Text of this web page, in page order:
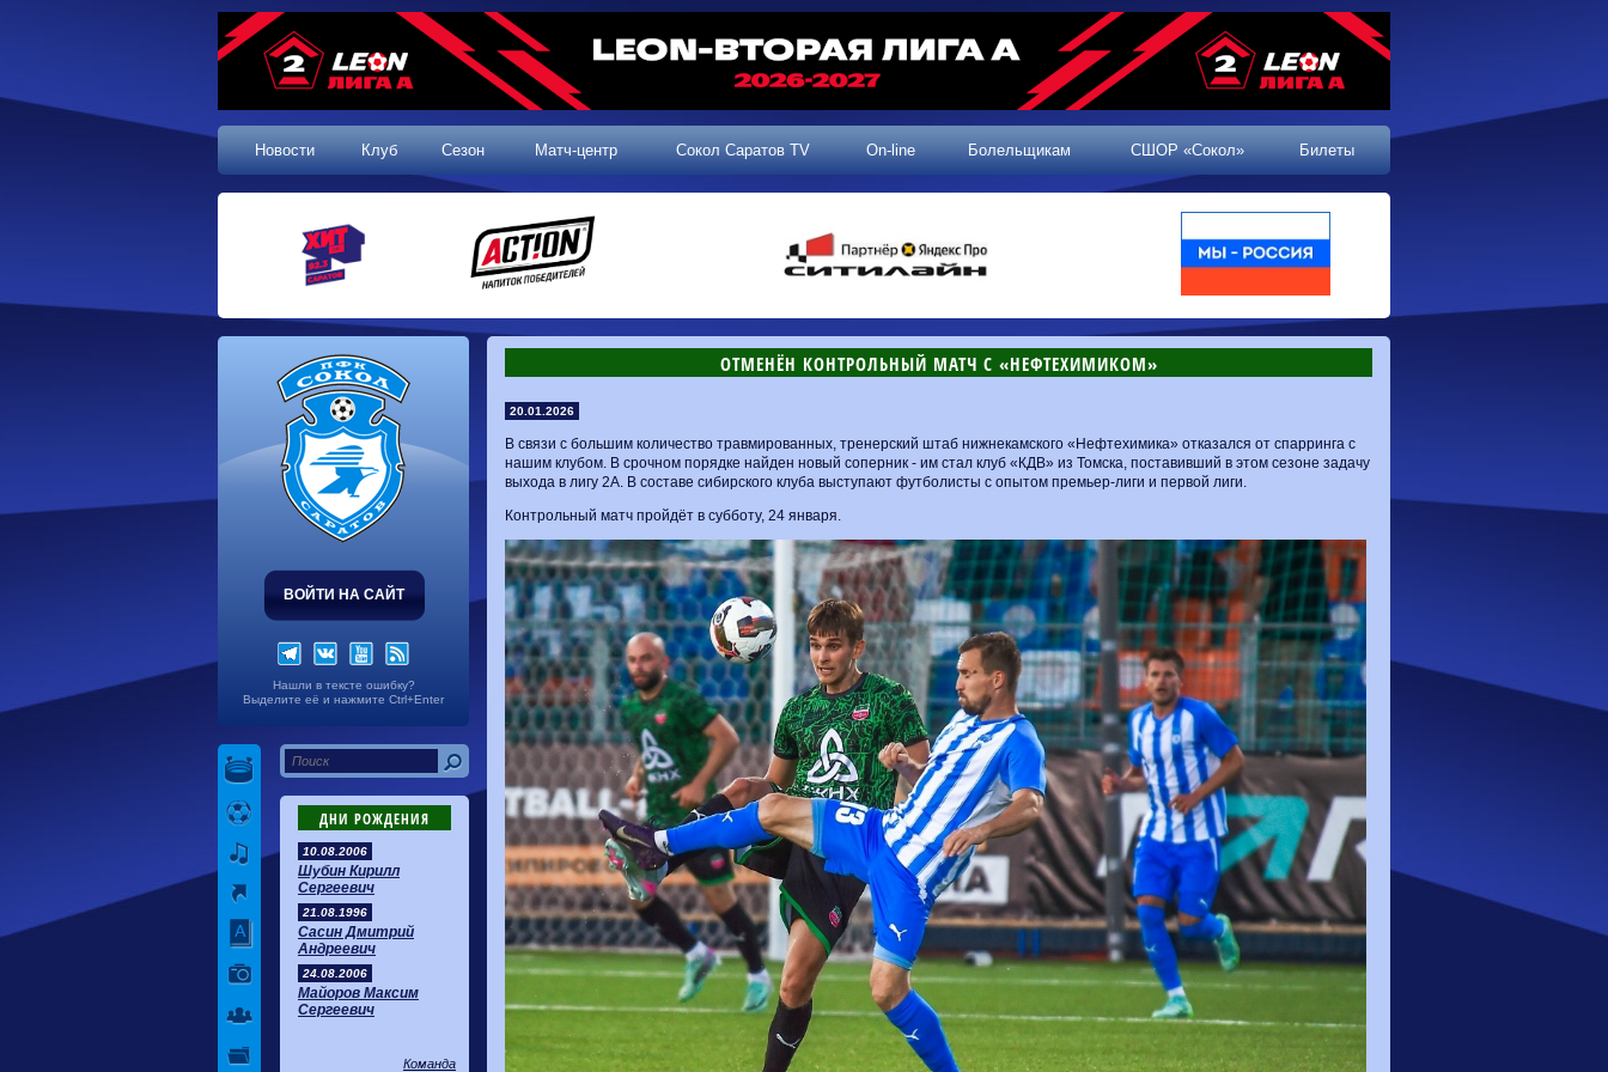
Новости Клуб Сезон Матч-центр Сокол Саратов TV On-line Болельщикам СШОР «Сокол» Билеты
ВОЙТИ НА САЙТ
Нашли в тексте ошибку?
Выделите её и нажмите Ctrl+Enter
ДНИ РОЖДЕНИЯ
10.08.2006
Шубин Кирилл
Сергеевич
21.08.1996
Сасин Дмитрий
Андреевич
24.08.2006
Майоров Максим
Сергеевич
Команда
​ОТМЕНЁН КОНТРОЛЬНЫЙ МАТЧ С «НЕФТЕХИМИКОМ»
20.01.2026
В связи с большим количество травмированных, тренерский штаб нижнекамского «Нефтехимика» отказался от спарринга с
нашим клубом. В срочном порядке найден новый соперник - им стал клуб «КДВ» из Томска, поставивший в этом сезоне задачу
выхода в лигу 2А. В составе сибирского клуба выступают футболисты с опытом премьер-лиги и первой лиги.
Контрольный матч пройдёт в субботу, 24 января.